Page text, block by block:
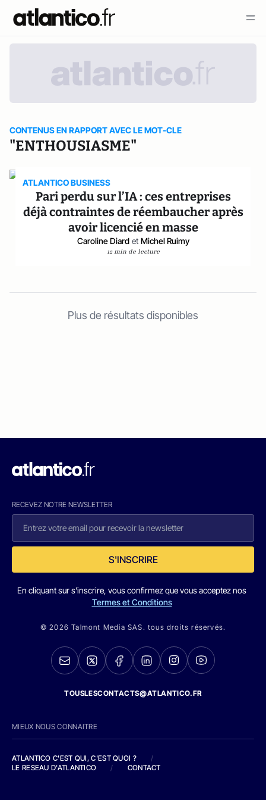
CONTENUS EN RAPPORT AVEC LE MOT-CLE
"ENTHOUSIASME"
ATLANTICO BUSINESS
Pari perdu sur l’IA : ces entreprises
déjà contraintes de réembaucher après
avoir licencié en masse
Caroline Diard et Michel Ruimy
12 min de lecture
Plus de résultats disponibles
RECEVEZ NOTRE NEWSLETTER
S'INSCRIRE
En cliquant sur s'inscrire, vous confirmez que vous acceptez nos
Termes et Conditions
© 2026 Talmont Media SAS. tous droits réservés.
TOUSLESCONTACTS@ATLANTICO.FR
MIEUX NOUS CONNAITRE
ATLANTICO C'EST QUI, C'EST QUOI ?
/
LE RESEAU D'ATLANTICO
/ CONTACT